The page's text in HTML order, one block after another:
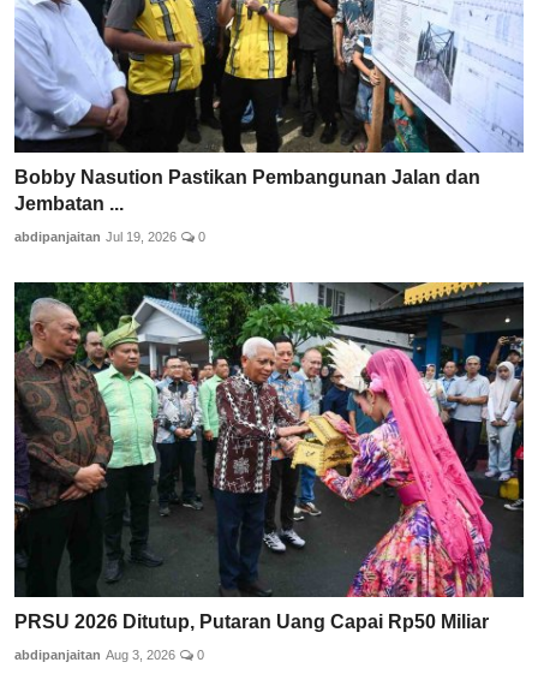
Bobby Nasution Pastikan Pembangunan Jalan dan
Jembatan ...
abdipanjaitan Jul 19, 2026 0
PRSU 2026 Ditutup, Putaran Uang Capai Rp50 Miliar
abdipanjaitan Aug 3, 2026 0